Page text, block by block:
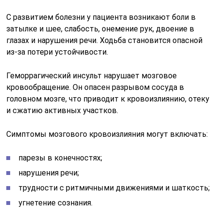
С развитием болезни у пациента возникают боли в
затылке и шее, слабость, онемение рук, двоение в
глазах и нарушения речи. Ходьба становится опасной
из-за потери устойчивости.
Геморрагический инсульт нарушает мозговое
кровообращение. Он опасен разрывом сосуда в
головном мозге, что приводит к кровоизлиянию, отеку
и сжатию активных участков.
Симптомы мозгового кровоизлияния могут включать:
парезы в конечностях;
нарушения речи;
трудности с ритмичными движениями и шаткость;
угнетение сознания.